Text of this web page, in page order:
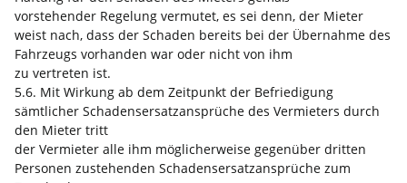
vorstehender Regelung vermutet, es sei denn, der Mieter
weist nach, dass der Schaden bereits bei der Übernahme des
Fahrzeugs vorhanden war oder nicht von ihm
zu vertreten ist.
5.6. Mit Wirkung ab dem Zeitpunkt der Befriedigung
sämtlicher Schadensersatzansprüche des Vermieters durch
den Mieter tritt
der Vermieter alle ihm möglicherweise gegenüber dritten
Personen zustehenden Schadensersatzansprüche zum